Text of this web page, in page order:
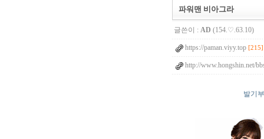
파워맨 비아그라
글쓴이 : AD (154.♡.63.10)
https://paman.viyy.top [215]
http://www.hongshin.net/
발기